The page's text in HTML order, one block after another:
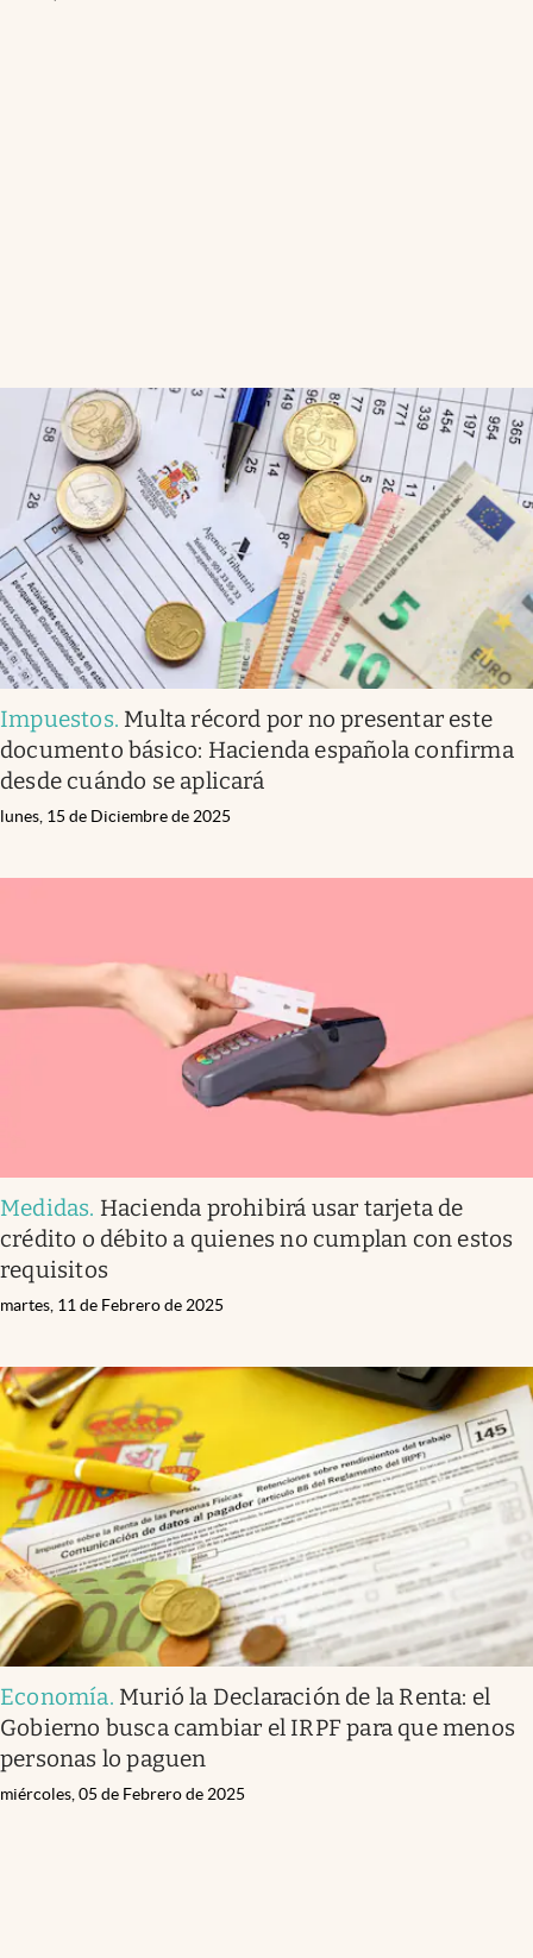
Impuestos. Multa récord por no presentar este
documento básico: Hacienda española confirma
desde cuándo se aplicará
lunes, 15 de Diciembre de 2025
Medidas. Hacienda prohibirá usar tarjeta de
crédito o débito a quienes no cumplan con estos
requisitos
martes, 11 de Febrero de 2025
Economía. Murió la Declaración de la Renta: el
Gobierno busca cambiar el IRPF para que menos
personas lo paguen
miércoles, 05 de Febrero de 2025